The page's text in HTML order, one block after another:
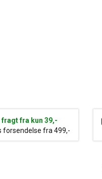
fragt fra kun 39,-
forsendelse fra 499,-